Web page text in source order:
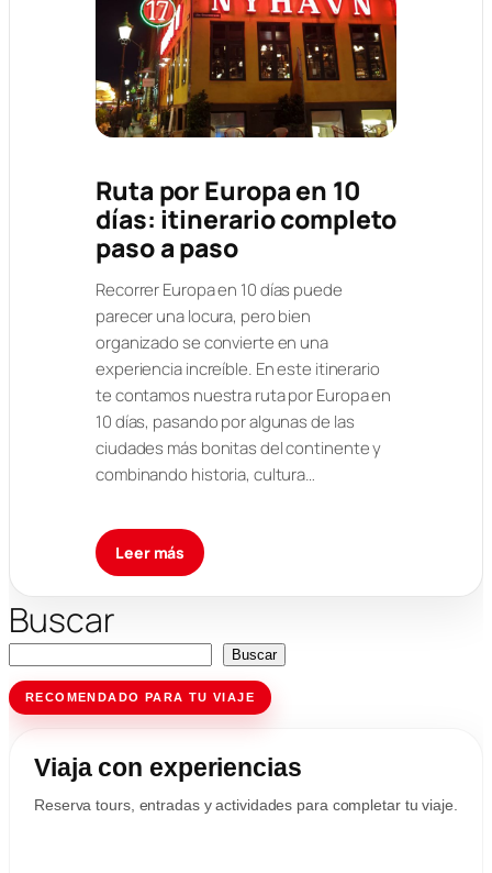
Ruta por Europa en 10
días: itinerario completo
paso a paso
Recorrer Europa en 10 días puede
parecer una locura, pero bien
organizado se convierte en una
experiencia increíble. En este itinerario
te contamos nuestra ruta por Europa en
10 días, pasando por algunas de las
ciudades más bonitas del continente y
combinando historia, cultura…
Leer más
Buscar
Buscar
RECOMENDADO PARA TU VIAJE
Viaja con experiencias
Reserva tours, entradas y actividades para completar tu viaje.